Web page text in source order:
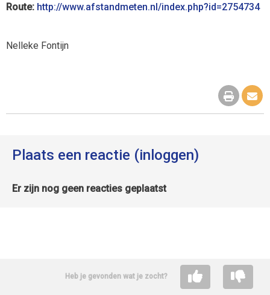
Route: http://www.afstandmeten.nl/index.php?id=2754734
Nelleke Fontijn
Plaats een reactie (inloggen)
Er zijn nog geen reacties geplaatst
Heb je gevonden wat je zocht?